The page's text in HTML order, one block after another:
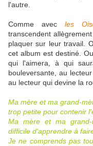
l'autre.
Comme avec les
transcendent
plaquer sur leur travail.
cet album est destiné.
qui l'aimera, à qui
bouleversante, au
au lecteur qui devine la
Ma mère et ma grand-
trop petite pour contenir
Ma mère et ma
difficile d'apprendre à
Je ne comprends pas